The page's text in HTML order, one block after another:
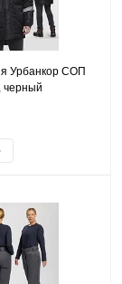
Урбанкор СОП
черный